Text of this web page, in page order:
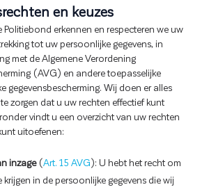
en keuzes
Politiebond erkennen en respecteren we uw
tot uw persoonlijke gegevens, in
met de Algemene Verordening
(AVG) en andere toepasselijke
gegevensbescherming. Wij doen er alles
zorgen dat u uw rechten effectief kunt
vindt u een overzicht van uw rechten
uitoefenen:
inzage(Art. 15 AVG): U hebt het recht om
krijgen in de persoonlijke gegevens die wij